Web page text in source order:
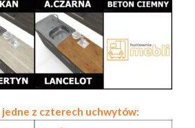
jedne z czterech uchwytów: